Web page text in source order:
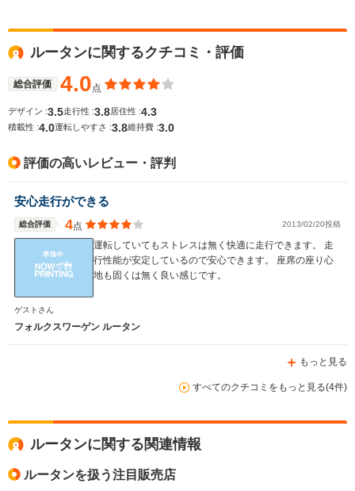
ルータンに関するクチコミ・評価
総合評価 4.0点
デザイン :3.5走行性 :3.8 居住性 :4.3
積載性 :4.0運転しやすさ :3.8維持費 :3.0
評価の高いレビュー・評判
安心走行ができる
総合評価 4点 2013/02/20投稿
運転していてもストレスは無く快適に走行できます。 走
行性能が安定しているので安心できます。 座席の座り心
地も固くは無く良い感じです。
ゲストさん
フォルクスワーゲン ルータン
もっと見る
すべてのクチコミをもっと見る(4件)
ルータンに関する関連情報
ルータンを扱う注目販売店